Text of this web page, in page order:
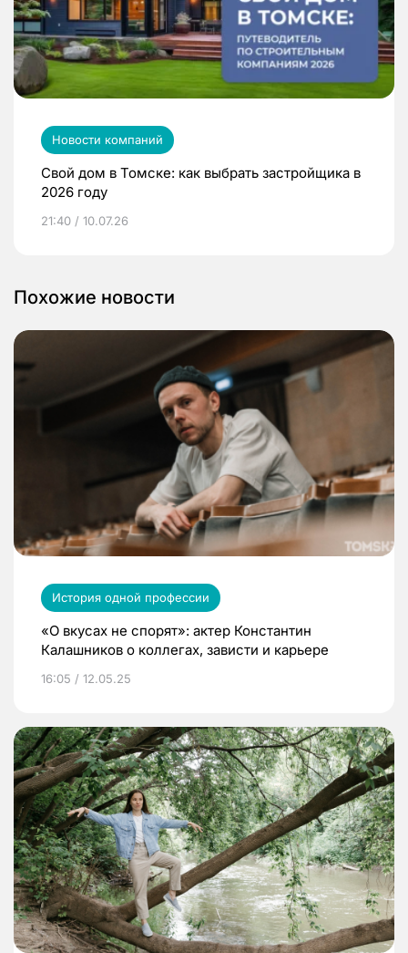
Новости компаний
Свой дом в Томске: как выбрать застройщика в
2026 году
21:40 / 10.07.26
Похожие новости
История одной профессии
«О вкусах не спорят»: актер Константин
Калашников о коллегах, зависти и карьере
16:05 / 12.05.25